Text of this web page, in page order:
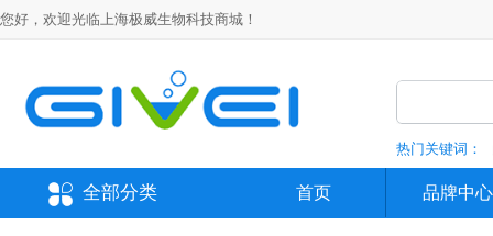
您好，欢迎光临上海极威生物科技商城！
热门关键词：
全部分类 首页 品牌中心